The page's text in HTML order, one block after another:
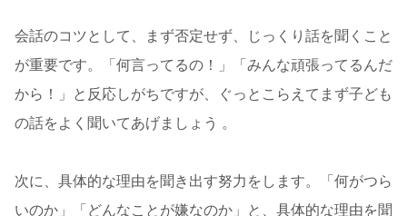
会話のコツとして、まず否定せず、じっくり話を聞くこと
が重要です。「何言ってるの！」「みんな頑張ってるんだ
から！」と反応しがちですが、ぐっとこらえてまず子ども
の話をよく聞いてあげましょう 。
次に、具体的な理由を聞き出す努力をします。「何がつら
いのか」「どんなことが嫌なのか」と、具体的な理由を聞